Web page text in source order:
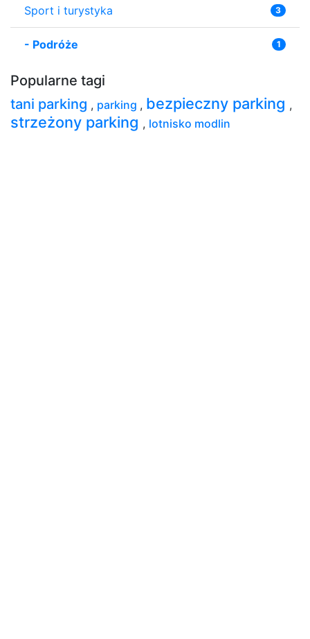
Sport i turystyka 3
- Podróże 1
Popularne tagi
tani parking , parking , bezpieczny parking ,
strzeżony parking , lotnisko modlin